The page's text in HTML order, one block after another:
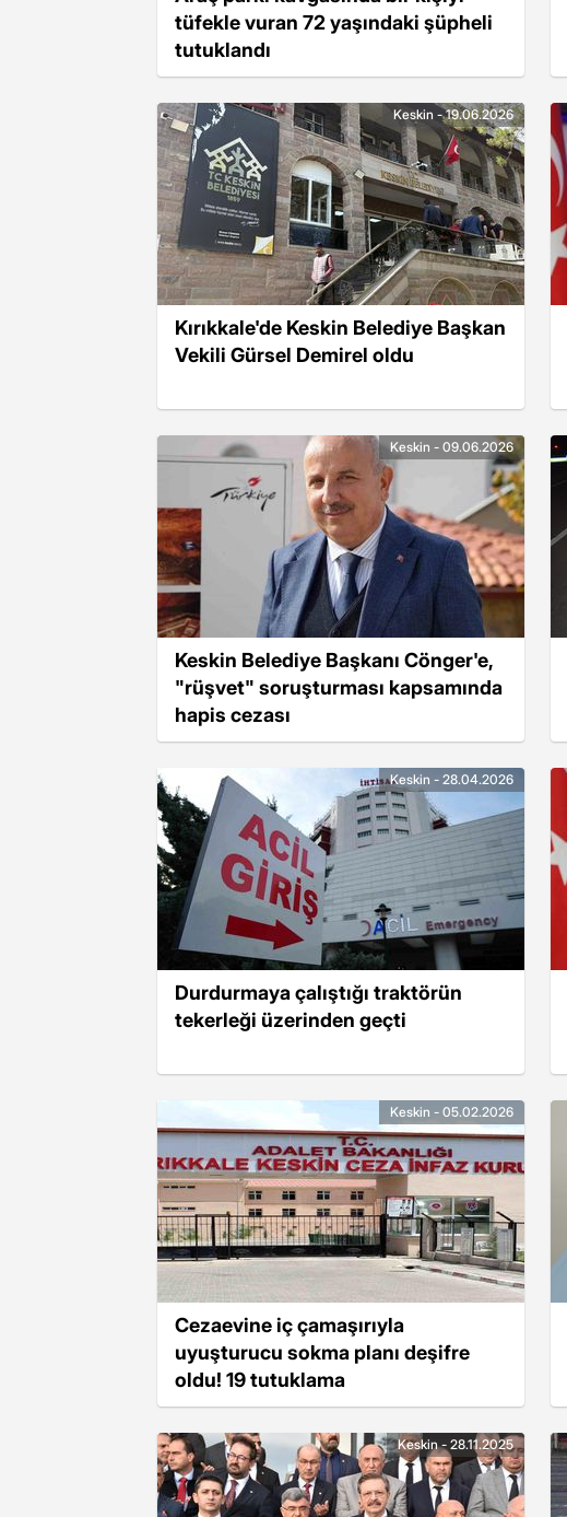
tüfekle vuran 72 yaşındaki şüpheli
tutuklandı
Kırıkkale'de Keskin Belediye Başkan
Vekili Gürsel Demirel oldu
Keskin - 19.06.2026
Keskin Belediye Başkanı Cönger'e,
"rüşvet" soruşturması kapsamında
hapis cezası
Keskin - 09.06.2026
Durdurmaya çalıştığı traktörün
tekerleği üzerinden geçti
Keskin - 28.04.2026
Cezaevine iç çamaşırıyla
uyuşturucu sokma planı deşifre
oldu! 19 tutuklama
Keskin - 05.02.2026
Keskin - 28.11.2025